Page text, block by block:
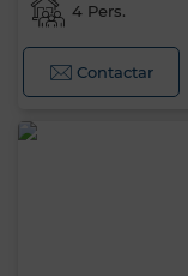
4 Pers.
Contactar